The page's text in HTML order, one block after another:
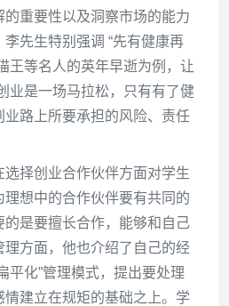
的重要性以及洞察市场的能力
先生特别强调 “先有健康再
王等名人的英年早逝为例，让
业是一场马拉松，只有有了健
业路上所要承担的风险、责任
选择创业合作伙伴方面对学生
想中的合作伙伴要有共同的
是要擅长合作，能够和自己
理方面，他也介绍了自己的经
平化”管理模式，提出要处理
建立在规矩的基础之上。学